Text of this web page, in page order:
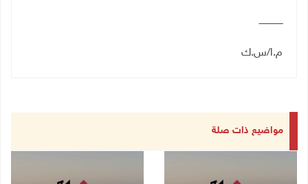
ـــــــــــــــــ
م.ا/س.ك
مواضيع ذات صلة